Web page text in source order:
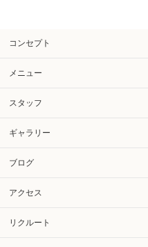
コンセプト
メニュー
スタッフ
ギャラリー
ブログ
アクセス
リクルート